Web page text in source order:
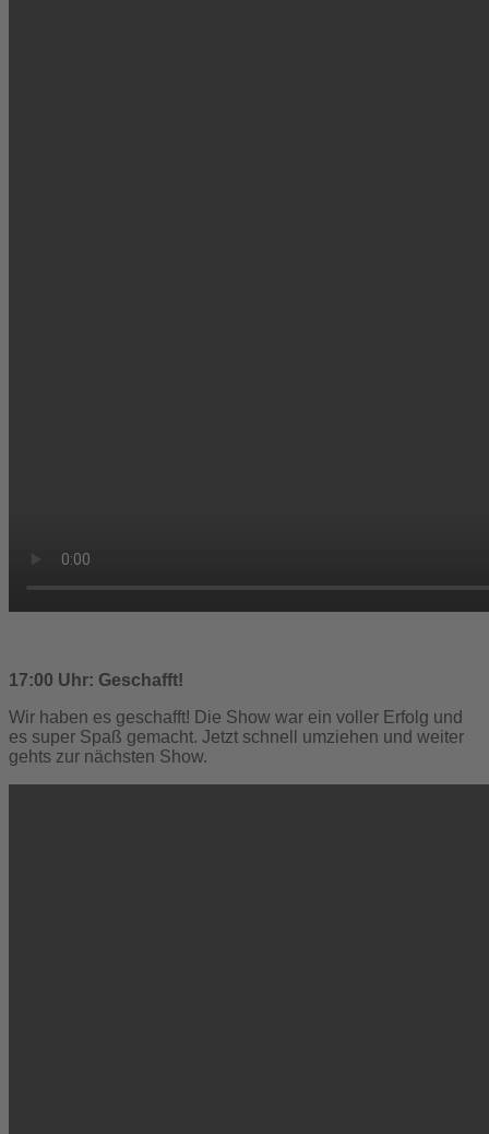
17:00 Uhr: Geschafft!
Wir haben es geschafft! Die Show war ein voller Erfolg und
es super Spaß gemacht. Jetzt schnell umziehen und weiter
gehts zur nächsten Show.